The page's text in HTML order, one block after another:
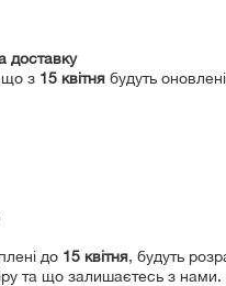
доставку
що з 15 квітня будуть
до 15 квітня, будуть
та що залишаєтесь з нами.